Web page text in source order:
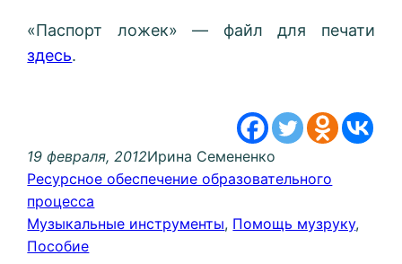
«Паспорт ложек» — файл для печати
здесь.
19 февраля, 2012Ирина Семененко
Ресурсное обеспечение образовательного
процесса
Музыкальные инструменты, Помощь музруку
Пособие